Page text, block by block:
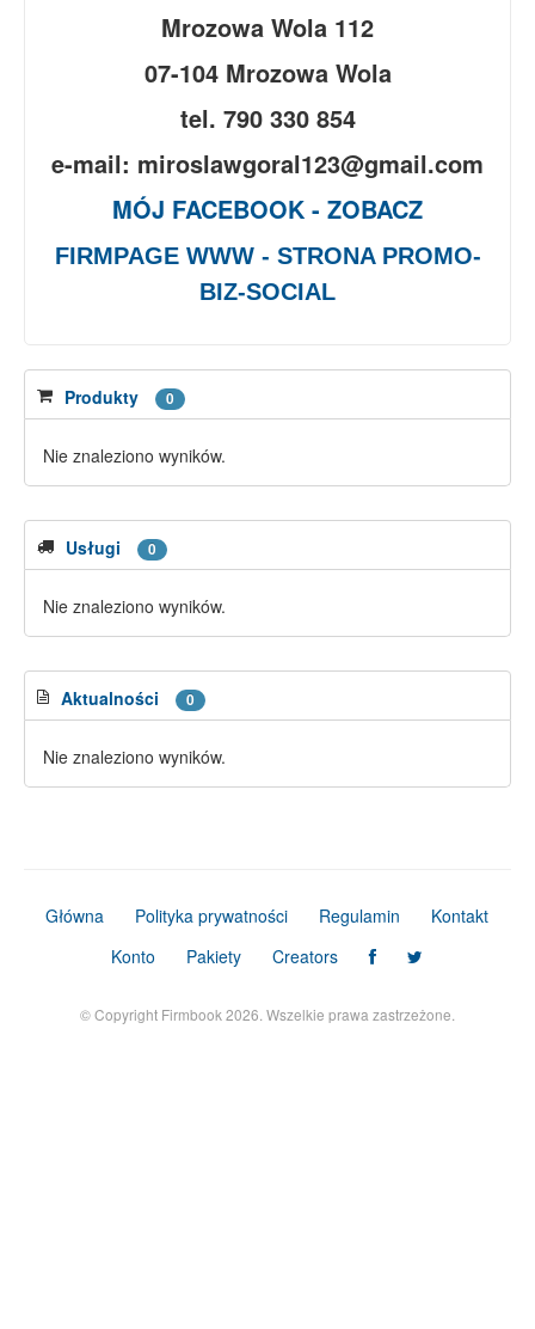
Mrozowa Wola 112
07-104 Mrozowa Wola
tel. 790 330 854
e-mail: miroslawgoral123@gmail.com
MÓJ FACEBOOK - ZOBACZ
FIRMPAGE WWW - STRONA PROMO-
BIZ-SOCIAL
Produkty 0
Nie znaleziono wyników.
Usługi 0
Nie znaleziono wyników.
Aktualności 0
Nie znaleziono wyników.
Główna Polityka prywatności Regulamin
Kontakt
Konto
Pakiety Creators
© Copyright Firmbook 2026. Wszelkie prawa zastrzeżone.